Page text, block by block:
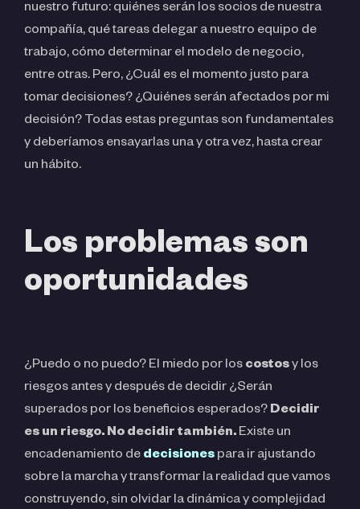
nuestro futuro: quiénes serán los socios de nuestra
compañía, qué tareas delegar a nuestro equipo de
trabajo, cómo determinar el modelo de negocio,
entre otras. Pero, ¿Cuál es el momento justo para
tomar decisiones? ¿Quiénes serán afectados por mi
decisión? Todas estas preguntas son fundamentales
y deberíamos ensayarlas una y otra vez, hasta crear
un hábito.
Los problemas son
oportunidades
¿Puedo o no puedo? El miedo por los costosy los
riesgos antes y después de decidir ¿Serán
superados por los beneficios esperados? Decidir
es un riesgo. No decidir también. Existe un
encadenamiento de decisiones para ir ajustando
sobre la marcha y transformar la realidad que vamos
construyendo, sin olvidar la dinámica y complejidad